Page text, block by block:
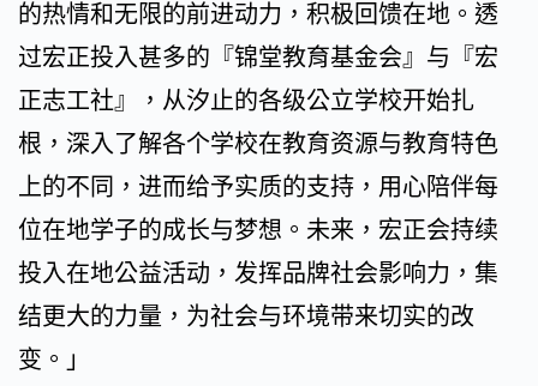
的热情和无限的前进动力，积极回馈在地。透
过宏正投入甚多的『锦堂教育基金会』与『宏
正志工社』，从汐止的各级公立学校开始扎
根，深入了解各个学校在教育资源与教育特色
上的不同，进而给予实质的支持，用心陪伴每
位在地学子的成长与梦想。未来，宏正会持续
投入在地公益活动，发挥品牌社会影响力，集
结更大的力量，为社会与环境带来切实的改
变。」